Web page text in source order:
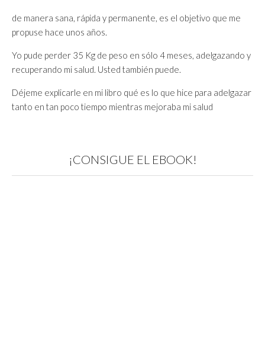
de manera sana, rápida y permanente, es el objetivo que me
propuse hace unos años.
Yo pude perder 35 Kg de peso en sólo 4 meses, adelgazando y
recuperando mi salud. Usted también puede.
Déjeme explicarle en mi libro qué es lo que hice para adelgazar
tanto en tan poco tiempo mientras mejoraba mi salud
¡CONSIGUE EL EBOOK!